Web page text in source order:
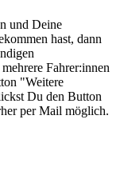
und Deine
hast, dann
Fahrer:innen
"Weitere
Du den Button
per Mail möglich.